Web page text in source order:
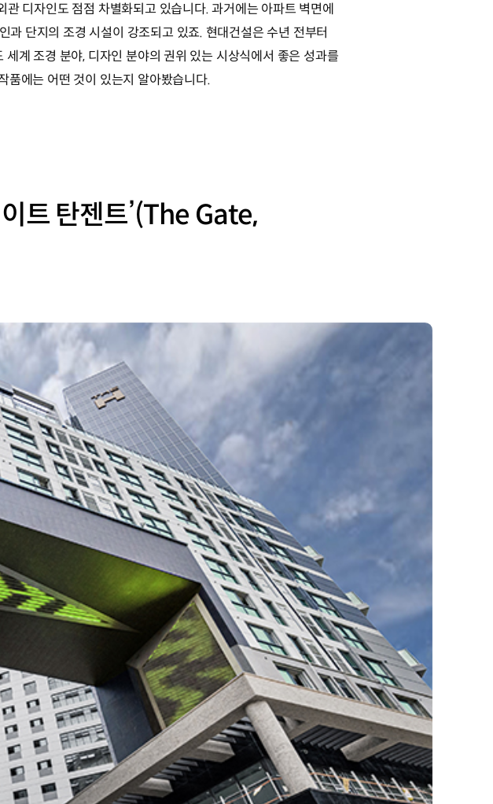
디자인도 점점 차별화되고 있습니다. 과거에는 아파트 벽면에
단지의 조경 시설이 강조되고 있죠. 현대건설은 수년 전부터
계 조경 분야, 디자인 분야의 권위 있는 시상식에서 좋은 성과를
품에는 어떤 것이 있는지 알아봤습니다.
트 탄젠트’(The Gate,